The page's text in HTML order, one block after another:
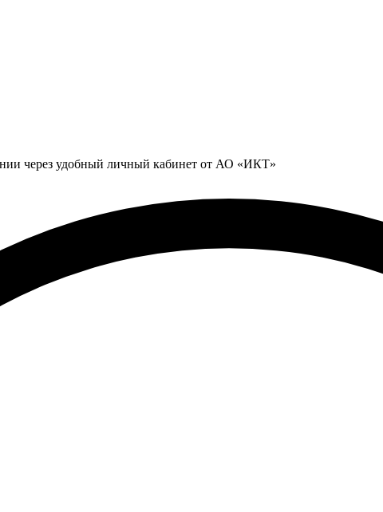
через удобный личный кабинет от АО «ИКТ»